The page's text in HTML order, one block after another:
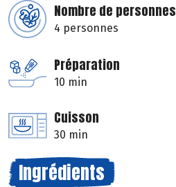
Nombre de personnes
4 personnes
Préparation
10 min
Cuisson
30 min
Ingrédients